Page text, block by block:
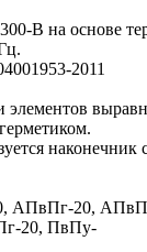
В на основе
2011
элементов
АПвПг-20,
20, ПвПу-